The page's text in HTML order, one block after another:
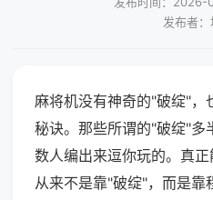
发布者
麻将机没有神奇的"破绽"，
秘诀。那些所谓的"破绽"多
数人编出来逗你玩的。真
从来不是靠"破绽"，而是靠